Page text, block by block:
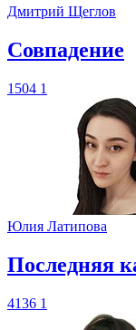
Дмитрий Щеглов
​Совпадение
1504 1
Юлия Латипова
​Последняя
4136 1